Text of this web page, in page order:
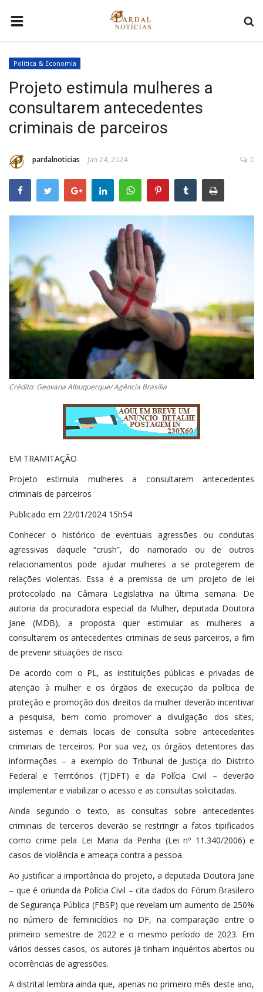
DISTRITO FEDERAL
BRASIL
MUNDO
COMO ANUNCIAR
QUEM SOMOS
Política & Economia
Projeto estimula mulheres a
consultarem antecedentes
criminais de parceiros
pardalnoticias Jan 24, 2024 0
Crédito: Geovana Albuquerque/ Agência Brasília
EM TRAMITAÇÃO
Projeto estimula mulheres a consultarem antecedentes
criminais de parceiros
Publicado em 22/01/2024 15h54
Conhecer o histórico de eventuais agressões ou condutas
agressivas daquele “crush”, do namorado ou de outros
relacionamentos pode ajudar mulheres a se protegerem de
relações violentas. Essa é a premissa de um projeto de lei
protocolado na Câmara Legislativa na última semana. De
autoria da procuradora especial da Mulher, deputada Doutora
Jane (MDB), a proposta quer estimular as mulheres a
consultarem os antecedentes criminais de seus parceiros, a fim
de prevenir situações de risco.
De acordo com o PL, as instituições públicas e privadas de
atenção à mulher e os órgãos de execução da política de
proteção e promoção dos direitos da mulher deverão incentivar
a pesquisa, bem como promover a divulgação dos sites,
sistemas e demais locais de consulta sobre antecedentes
criminais de terceiros. Por sua vez, os órgãos detentores das
informações – a exemplo do Tribunal de Justiça do Distrito
Federal e Territórios (TJDFT) e da Polícia Civil – deverão
implementar e viabilizar o acesso e as consultas solicitadas.
Ainda segundo o texto, as consultas sobre antecedentes
criminais de terceiros deverão se restringir a fatos tipificados
como crime pela Lei Maria da Penha (Lei nº 11.340/2006) e
casos de violência e ameaça contra a pessoa.
Ao justificar a importância do projeto, a deputada Doutora Jane
– que é oriunda da Polícia Civil – cita dados do Fórum Brasileiro
de Segurança Pública (FBSP) que revelam um aumento de 250%
no número de feminicídios no DF, na comparação entre o
primeiro semestre de 2022 e o mesmo período de 2023. Em
vários desses casos, os autores já tinham inquéritos abertos ou
ocorrências de agressões.
A distrital lembra ainda que, apenas no primeiro mês deste ano,